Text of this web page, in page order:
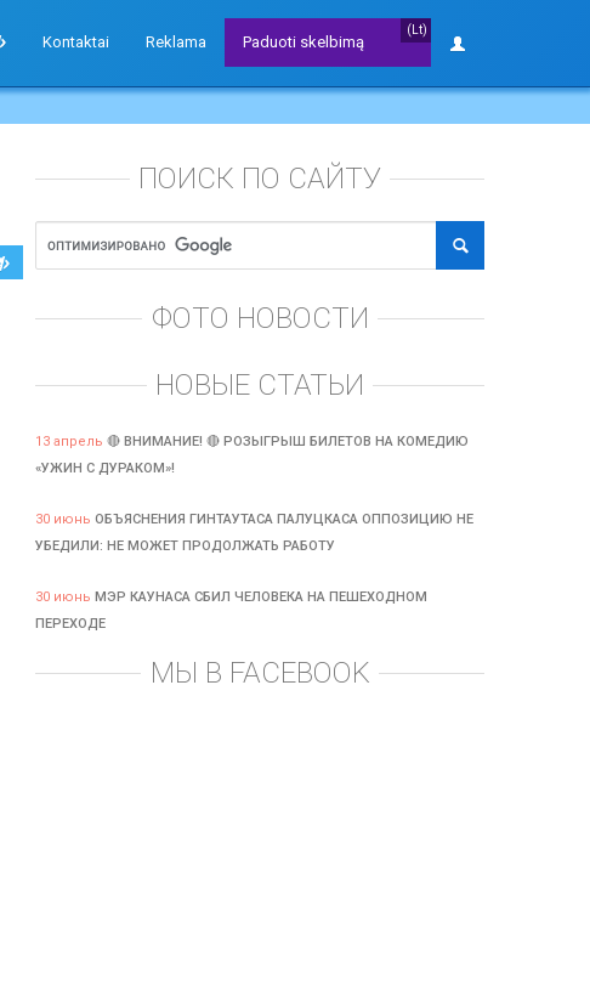
Kontaktai Reklama
(Lt)
Paduoti skelbimą
ПОИСК ПО САЙТУ
ФОТО НОВОСТИ
НОВЫЕ СТАТЬИ
13 апрель 🔴 ВНИМАНИЕ! 🔴 РОЗЫГРЫШ БИЛЕТОВ НА КОМЕДИЮ
«УЖИН С ДУРАКОМ»!
30 июнь ОБЪЯСНЕНИЯ ГИНТАУТАСА ПАЛУЦКАСА ОППОЗИЦИЮ НЕ
УБЕДИЛИ: НЕ МОЖЕТ ПРОДОЛЖАТЬ РАБОТУ
30 июнь МЭР КАУНАСА СБИЛ ЧЕЛОВЕКА НА ПЕШЕХОДНОМ
ПЕРЕХОДЕ
МЫ В FACEBOOK